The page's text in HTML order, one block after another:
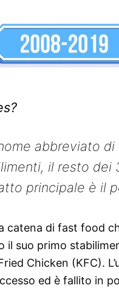
abbreviato
il resto
principale è il
catena di fast food
il suo primo
Chicken (KFC).
ed è fallito in